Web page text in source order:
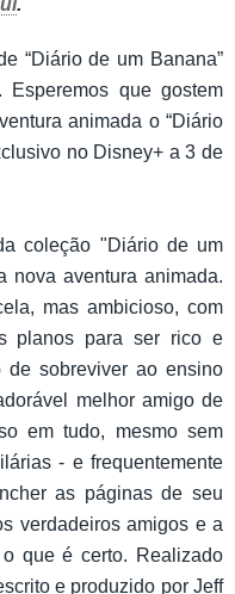
.
“Diário de um Banana”
que gostem
animada o “Diário
no Disney+ a 3 de
coleção "Diário de um
nova aventura animada.
mas ambicioso, com
planos para ser rico e
sobreviver ao ensino
melhor amigo de
em tudo, mesmo sem
- e frequentemente
as páginas de seu
verdadeiros amigos e a
que é certo. Realizado
e produzido por Jeff